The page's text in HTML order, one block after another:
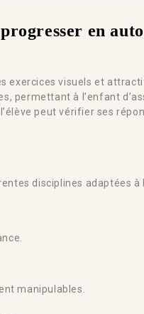
en
visuels et
à l’enfant
peut vérifier ses
disciplines adaptées à
manipulables.